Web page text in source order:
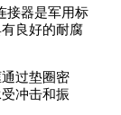
接器是军用标
良好的耐腐
过垫圈密
冲击和振